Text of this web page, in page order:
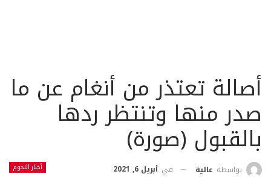
أصالة تعتذر من أنغام عن ما
صدر منها وتنتظر ردها
بالقبول (صورة)
أخبار النجوم بواسطة عالية في أبريل 6, 2021